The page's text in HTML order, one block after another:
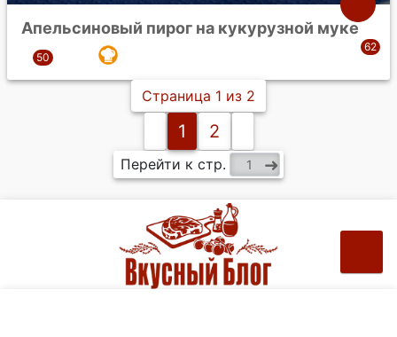
Апельсиновый пирог на кукурузной муке
Страница 1 из 2
1 2
Перейти к стр.